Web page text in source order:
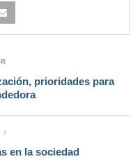
prioridades para
en la sociedad